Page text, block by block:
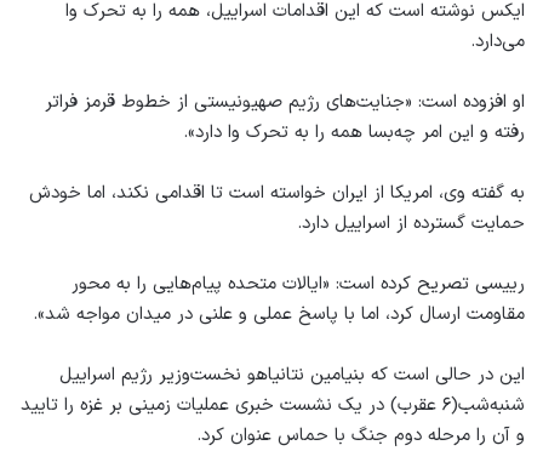
ایکس نوشته است که این اقدامات اسراییل، همه را به تحرک وا
می‌دارد.
او افزوده است: «جنایت‌های رژیم صهیونیستی از خطوط قرمز فراتر
رفته و این امر چه‌بسا همه را به تحرک وا دارد».
به گفته وی، امریکا از ایران خواسته است تا اقدامی نکند، اما خودش
حمایت گسترده از اسراییل دارد.
رییسی تصریح کرده است: «ایالات متحده پیام‌هایی را به محور
مقاومت ارسال کرد، اما با پاسخ عملی و علنی در میدان مواجه شد».
این در حالی است که بنیامین نتانیاهو نخست‌وزیر رژیم اسراییل
شنبه‌شب(۶ عقرب) در یک نشست خبری عملیات زمینی بر غزه را تایید
و آن را مرحله دوم جنگ با حماس عنوان کرد.